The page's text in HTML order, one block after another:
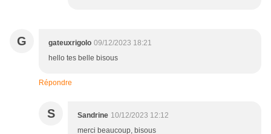
G gateuxrigolo 09/12/2023 18:21
hello tes belle bisous
Répondre
S Sandrine 10/12/2023 12:12
merci beaucoup, bisous